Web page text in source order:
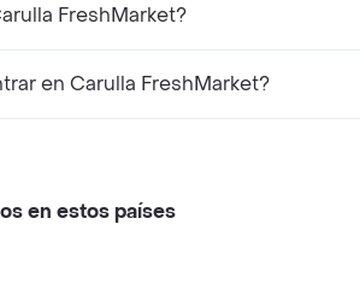
FreshMarket?
en Carulla FreshMarket?
en estos países